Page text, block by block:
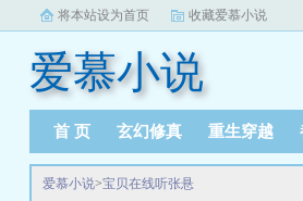
将本站设为首页 收藏爱慕小说
爱慕小说
首 页 玄幻修真 重生穿越
爱慕小说>宝贝在线听张悬